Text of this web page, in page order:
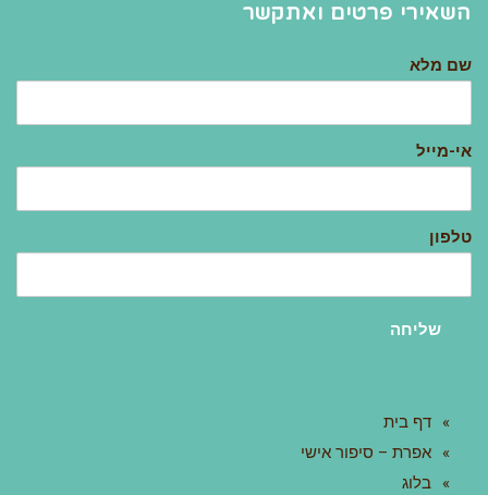
השאירי פרטים ואתקשר
שם מלא
אי-מייל
טלפון
שליחה
דף בית
אפרת – סיפור אישי
בלוג